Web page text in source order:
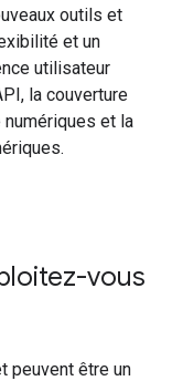
outils et
et un
utilisateur
la couverture
et la
vous
peuvent être un